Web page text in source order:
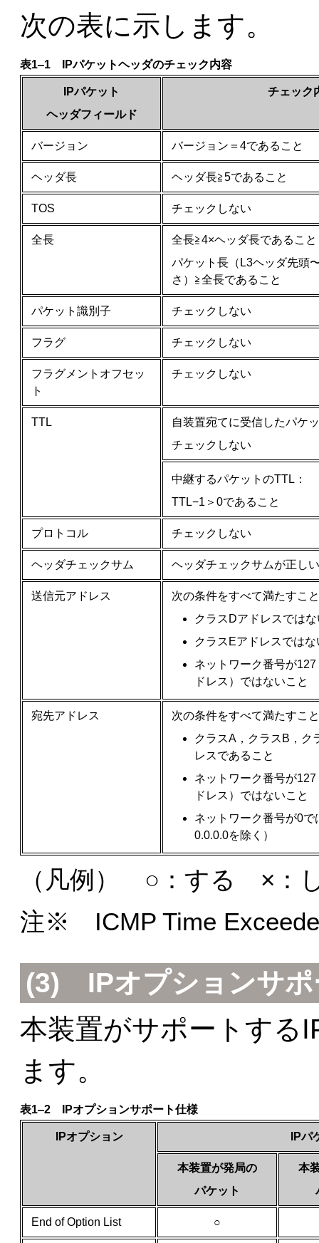
次の表に示します。
表1‒1 IPパケットヘッダのチェック内容
IPパケット
ヘッダフィールド
チェック
バージョン バージョン＝4であること
ヘッダ長 ヘッダ長≧5であること
TOS チェックしない
全長
全長≧4×ヘッダ長であること
パケット長（L3ヘッダ先頭
さ）≧全長であること
パケット識別子 チェックしない
フラグ チェックしない
フラグメントオフセッ
ト
チェックしない
TTL
自装置宛てに受信したパケ
チェックしない
中継するパケットのTTL：
TTL−1＞0であること
プロトコル チェックしない
ヘッダチェックサム ヘッダチェックサムが正し
送信元アドレス
次の条件をすべて満たすこと
クラスDアドレスでは
クラスEアドレスではな
ネットワーク番号が
ドレス）ではないこと
宛先アドレス
次の条件をすべて満たすこと
クラスA，クラスB，ク
レスであること
ネットワーク番号が
ドレス）ではないこと
ネットワーク番号が0
0.0.0.0を除く）
（凡例） ○：する ×：
注※ ICMP Time
(3) IPオプションサ
本装置がサポートする
ます。
表1‒2 IPオプションサポート仕様
IPオプション IPパ
本装置が発局の
パケット
本
End of Option List ○